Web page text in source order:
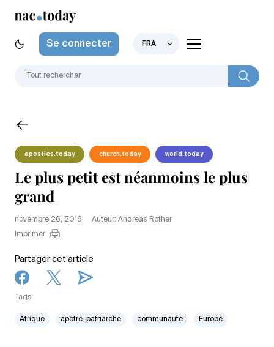
Se connecter FRA
apostles.today church.today world.today
Le plus petit est néanmoins le plus
grand
novembre 26, 2016
Auteur: Andreas Rother
Imprimer
Partager cet article
Tags
Afrique apôtre-patriarche communauté Europe